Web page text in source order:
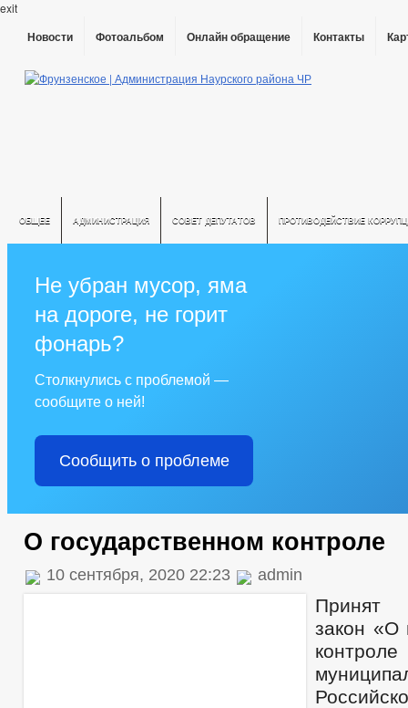
exit
Новости Фотоальбом Онлайн обращение Контакты
ОБЩЕЕ АДМИНИСТРАЦИЯ СОВЕТ ДЕПУТАТОВ ПРОТИВОДЕЙСТВИЕ
Не убран мусор, яма
на дороге, не горит
фонарь?
Столкнулись с проблемой —
сообщите о ней!
Сообщить о проблеме
О государственном контроле
10 сентября, 2020 22:23 admin
Принят
закон «О